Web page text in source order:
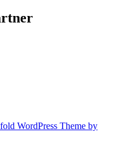
WordPress Theme by